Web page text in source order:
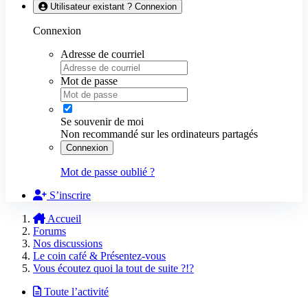
Utilisateur existant ? Connexion
Connexion
Adresse de courriel
Mot de passe
Se souvenir de moi
Non recommandé sur les ordinateurs partagés
Connexion
Mot de passe oublié ?
S’inscrire
Accueil
Forums
Nos discussions
Le coin café & Présentez-vous
Vous écoutez quoi la tout de suite ?!?
Toute l’activité